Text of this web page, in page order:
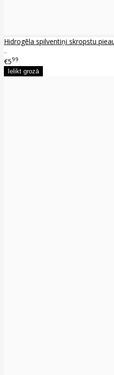
Hidrogēla spilventiņi skropstu
..
€599